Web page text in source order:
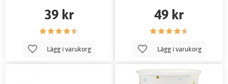
39 kr
Lägg i varukorg
49 kr
Lägg i varukorg